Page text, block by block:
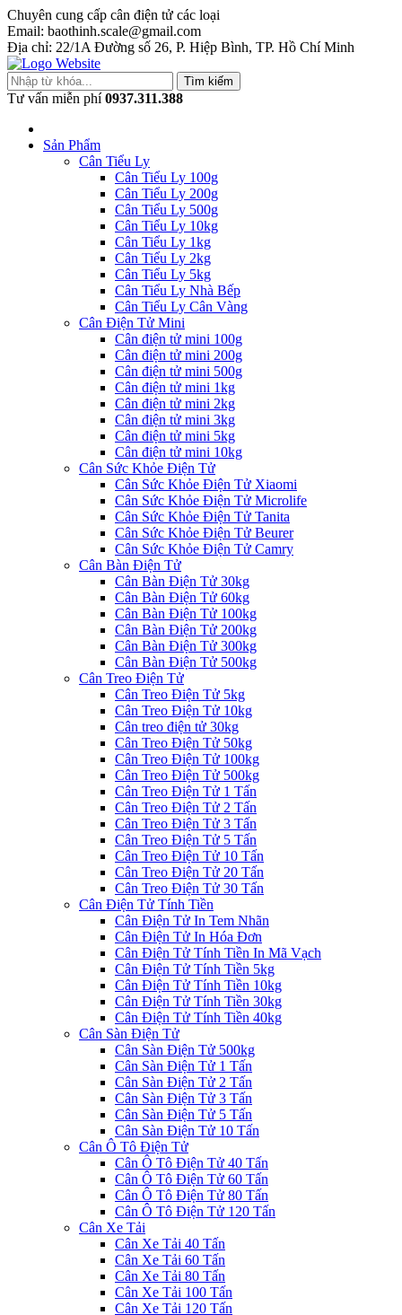
Chuyên cung cấp cân điện tử các loại
Email: baothinh.scale@gmail.com
Địa chỉ: 22/1A Đường số 26, P. Hiệp Bình, TP. Hồ Chí Minh
Tìm kiếm
Tư vấn miễn phí 0937.311.388
Sản Phẩm
Cân Tiểu Ly
Cân Tiểu Ly 100g
Cân Tiểu Ly 200g
Cân Tiểu Ly 500g
Cân Tiểu Ly 10kg
Cân Tiểu Ly 1kg
Cân Tiểu Ly 2kg
Cân Tiểu Ly 5kg
Cân Tiểu Ly Nhà Bếp
Cân Tiểu Ly Cân Vàng
Cân Điện Tử Mini
Cân điện tử mini 100g
Cân điện tử mini 200g
Cân điện tử mini 500g
Cân điện tử mini 1kg
Cân điện tử mini 2kg
Cân điện tử mini 3kg
Cân điện tử mini 5kg
Cân điện tử mini 10kg
Cân Sức Khỏe Điện Tử
Cân Sức Khỏe Điện Tử Xiaomi
Cân Sức Khỏe Điện Tử Microlife
Cân Sức Khỏe Điện Tử Tanita
Cân Sức Khỏe Điện Tử Beurer
Cân Sức Khỏe Điện Tử Camry
Cân Bàn Điện Tử
Cân Bàn Điện Tử 30kg
Cân Bàn Điện Tử 60kg
Cân Bàn Điện Tử 100kg
Cân Bàn Điện Tử 200kg
Cân Bàn Điện Tử 300kg
Cân Bàn Điện Tử 500kg
Cân Treo Điện Tử
Cân Treo Điện Tử 5kg
Cân Treo Điện Tử 10kg
Cân treo điện tử 30kg
Cân Treo Điện Tử 50kg
Cân Treo Điện Tử 100kg
Cân Treo Điện Tử 500kg
Cân Treo Điện Tử 1 Tấn
Cân Treo Điện Tử 2 Tấn
Cân Treo Điện Tử 3 Tấn
Cân Treo Điện Tử 5 Tấn
Cân Treo Điện Tử 10 Tấn
Cân Treo Điện Tử 20 Tấn
Cân Treo Điện Tử 30 Tấn
Cân Điện Tử Tính Tiền
Cân Điện Tử In Tem Nhãn
Cân Điện Tử In Hóa Đơn
Cân Điện Tử Tính Tiền In Mã Vạch
Cân Điện Tử Tính Tiền 5kg
Cân Điện Tử Tính Tiền 10kg
Cân Điện Tử Tính Tiền 30kg
Cân Điện Tử Tính Tiền 40kg
Cân Sàn Điện Tử
Cân Sàn Điện Tử 500kg
Cân Sàn Điện Tử 1 Tấn
Cân Sàn Điện Tử 2 Tấn
Cân Sàn Điện Tử 3 Tấn
Cân Sàn Điện Tử 5 Tấn
Cân Sàn Điện Tử 10 Tấn
Cân Ô Tô Điện Tử
Cân Ô Tô Điện Tử 40 Tấn
Cân Ô Tô Điện Tử 60 Tấn
Cân Ô Tô Điện Tử 80 Tấn
Cân Ô Tô Điện Tử 120 Tấn
Cân Xe Tải
Cân Xe Tải 40 Tấn
Cân Xe Tải 60 Tấn
Cân Xe Tải 80 Tấn
Cân Xe Tải 100 Tấn
Cân Xe Tải 120 Tấn